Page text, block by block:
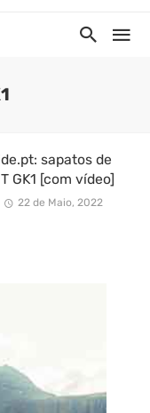
sapatos de
GK1 [com vídeo]
22 de Maio, 2022